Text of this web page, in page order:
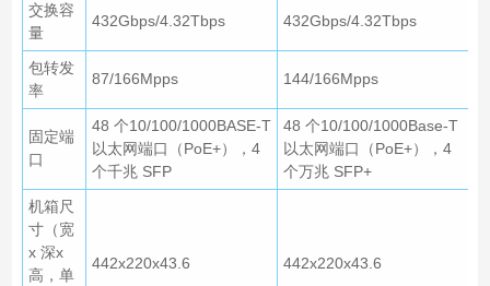
交换容
量
432Gbps/4.32Tbps 432Gbps/4.32Tbps
包转发
率
87/166Mpps 144/166Mpps
固定端
口
48 个10/100/1000BASE-T
以太网端口（PoE+），4
个千兆 SFP
48 个10/100/1000Base-T
以太网端口（PoE+），4
个万兆 SFP+
机箱尺
寸（宽
x 深x
高，单
442x220x43.6 442x220x43.6